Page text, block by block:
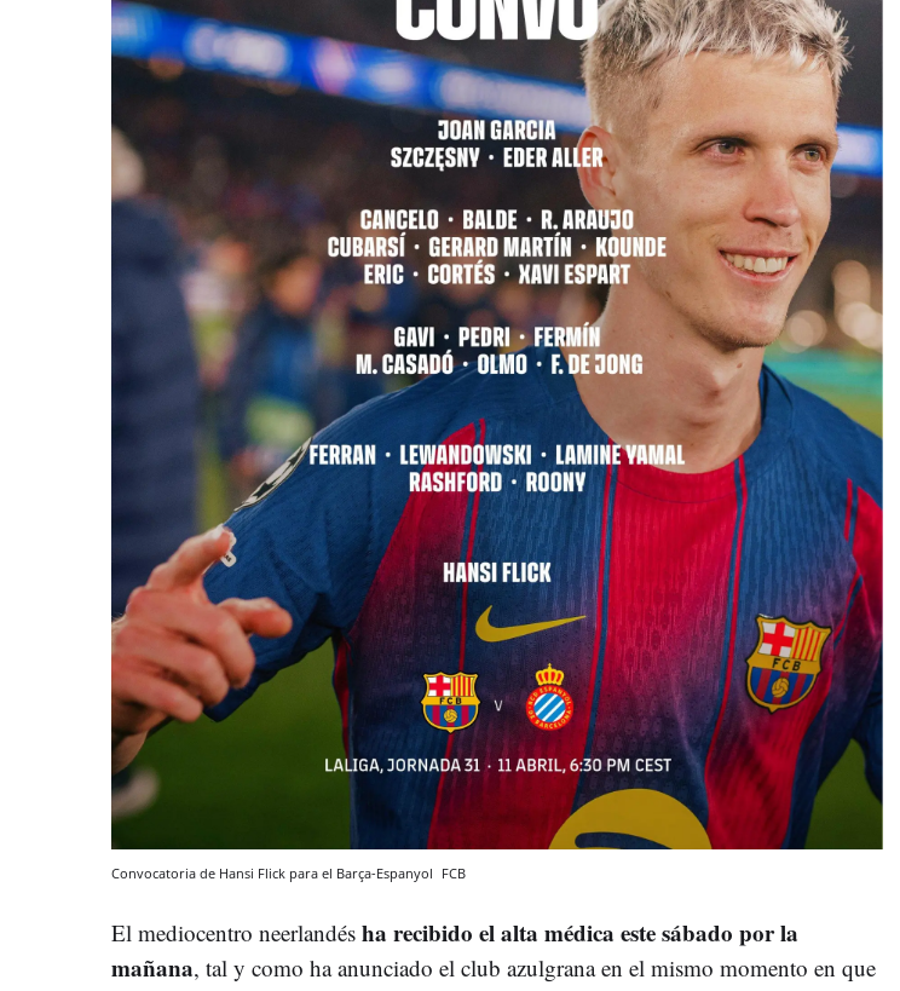
Convocatoria de Hansi Flick para el Barça-Espanyol FCB
El mediocentro neerlandés ha recibido el alta médica este sábado por la
mañana, tal y como ha anunciado el club azulgrana en el mismo momento en que